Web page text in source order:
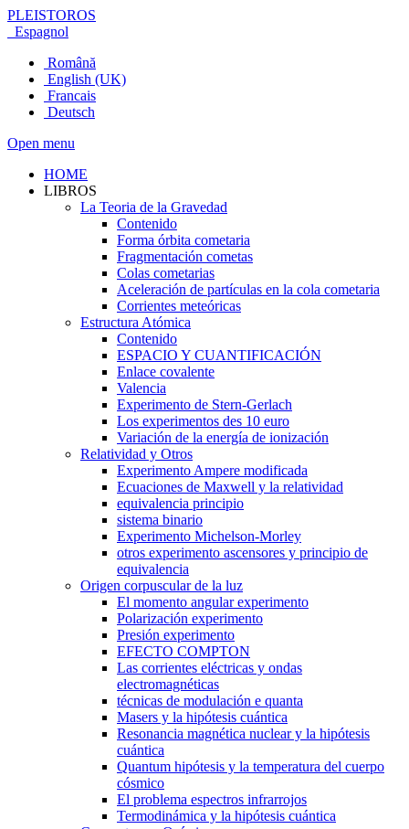
PLEISTOROS
Espagnol
Română
English (UK)
Francais
Deutsch
Open menu
HOME
LIBROS
La Teoria de la Gravedad
Contenido
Forma órbita cometaria
Fragmentación cometas
Colas cometarias
Aceleración de partículas en la cola cometaria
Corrientes meteóricas
Estructura Atómica
Contenido
ESPACIO Y CUANTIFICACIÓN
Enlace covalente
Valencia
Experimento de Stern-Gerlach
Los experimentos des 10 euro
Variación de la energía de ionización
Relatividad y Otros
Experimento Ampere modificada
Ecuaciones de Maxwell y la relatividad
equivalencia principio
sistema binario
Experimento Michelson-Morley
otros experimento ascensores y principio de
equivalencia
Origen corpuscular de la luz
El momento angular experimento
Polarización experimento
Presión experimento
EFECTO COMPTON
Las corrientes eléctricas y ondas
electromagnéticas
técnicas de modulación e quanta
Masers y la hipótesis cuántica
Resonancia magnética nuclear y la hipótesis
cuántica
Quantum hipótesis y la temperatura del cuerpo
cósmico
El problema espectros infrarrojos
Termodinámica y la hipótesis cuántica